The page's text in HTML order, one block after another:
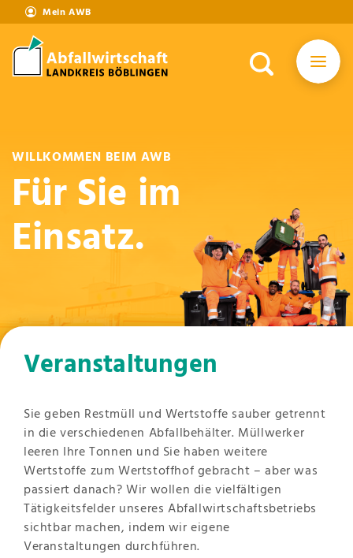
Mein AWB
WILLKOMMEN BEIM AWB
Für Sie im
Einsatz.
Veranstaltungen
Sie geben Restmüll und Wertstoffe sauber getrennt
in die verschiedenen Abfallbehälter. Müllwerker
leeren Ihre Tonnen und Sie haben weitere
Wertstoffe zum Wertstoffhof gebracht – aber was
passiert danach? Wir wollen die vielfältigen
Tätigkeitsfelder unseres Abfallwirtschaftsbetriebs
sichtbar machen, indem wir eigene
Veranstaltungen durchführen.